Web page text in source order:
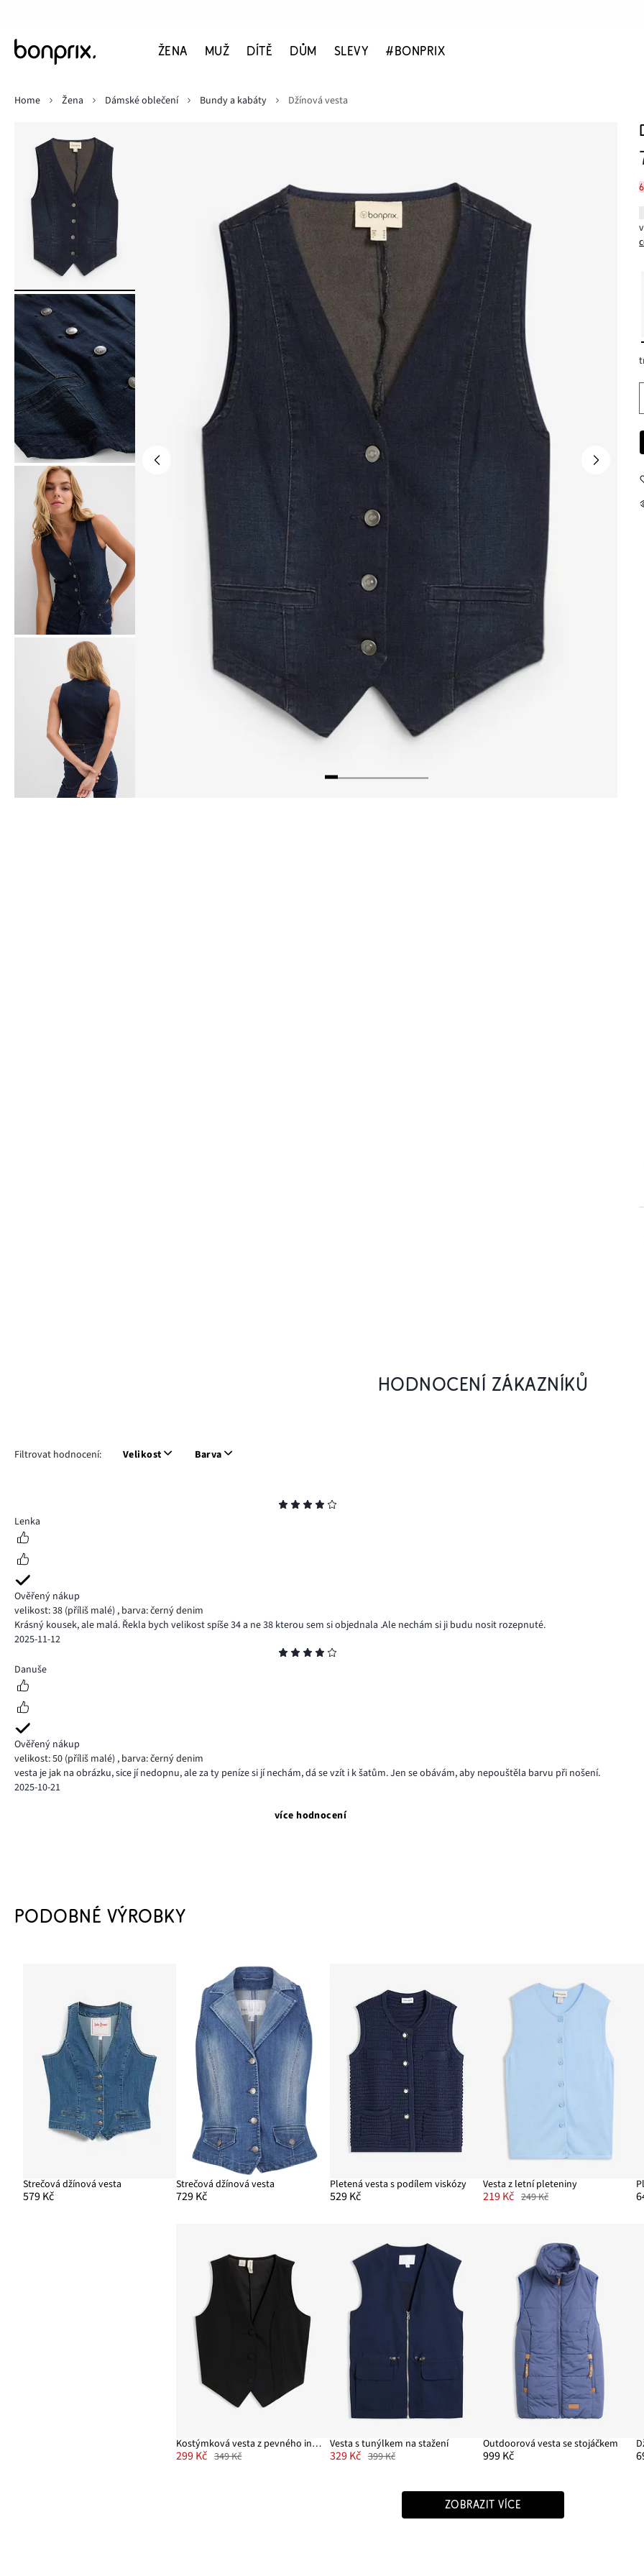
ŽENA MUŽ DÍTĚ DŮM SLEVY #BONPRIX
Home
Žena Dámské oblečení Bundy a kabáty Džínová vesta
HODNOCENÍ ZÁKAZNÍKŮ
Filtrovat hodnocení: Velikost Barva
4Lenka
Ověřený nákup
velikost: 38 (příliš malé) , barva: černý denim
Krásný kousek, ale malá. Řekla bych velikost spíše 34 a ne 38 kterou sem si objednala .Ale nechám si ji budu nosit rozepnuté.
2025-11-12
4
Danuše
Ověřený nákup
velikost: 50 (příliš malé) , barva: černý denim
vesta je jak na obrázku, sice jí nedopnu, ale za ty peníze si jí nechám, dá se vzít i k šatům. Jen se obávám, aby nepouštěla barvu při nošení.
2025-10-21
více hodnocení
PODOBNÉ VÝROBKY
Strečová džínová vesta
579 Kč
Strečová džínová vesta
729 Kč
Pletená vesta s podílem viskózy
529 Kč
Vesta z letní pleteniny
219 Kč 249 Kč
Kostýmková vesta z pevného interlockového materiálu
299 Kč 349 Kč
Vesta s tunýlkem na stažení
329 Kč 399 Kč
Outdoorová vesta se stojáčkem
999 Kč
ZOBRAZIT VÍCE